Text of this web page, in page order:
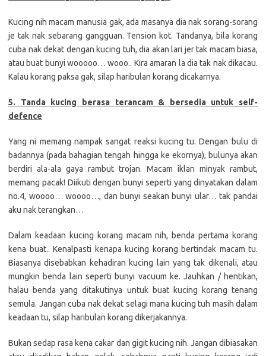
Kucing nih macam manusia gak, ada masanya dia nak sorang-sorang
je tak nak sebarang gangguan. Tension kot. Tandanya, bila korang
cuba nak dekat dengan kucing tuh, dia akan lari jer tak macam biasa,
atau buat bunyi wooooo… wooo.. Kira amaran la dia tak nak dikacau.
Kalau korang paksa gak, silap haribulan korang dicakarnya.
5. Tanda kucing berasa terancam & bersedia untuk self-
defence
Yang ni memang nampak sangat reaksi kucing tu. Dengan bulu di
badannya (pada bahagian tengah hingga ke ekornya), bulunya akan
berdiri ala-ala gaya rambut trojan. Macam iklan minyak rambut,
memang pacak! Diikuti dengan bunyi seperti yang dinyatakan dalam
no.4, woooo… woooo…, dan bunyi seakan bunyi ular… tak pandai
aku nak terangkan…
Dalam keadaan kucing korang macam nih, benda pertama korang
kena buat.. Kenalpasti kenapa kucing korang bertindak macam tu.
Biasanya disebabkan kehadiran kucing lain yang tak dikenali, atau
mungkin benda lain seperti bunyi vacuum ke. Jauhkan / hentikan,
halau benda yang ditakutinya untuk buat kucing korang tenang
semula. Jangan cuba nak dekat selagi mana kucing tuh masih dalam
keadaan tu, silap haribulan korang dikerjakannya.
Bukan sedap rasa kena cakar dan gigit kucing nih. Jangan dibiasakan